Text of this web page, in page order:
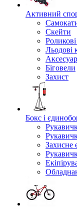
Активний
Скейти
Льодові
Біговели
Захист
Бокс і
Захисне